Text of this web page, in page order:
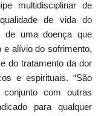
multidisciplinar de
de vida do
de uma doença que
e alívio do sofrimento,
do tratamento da dor
e espirituais. “São
com outras
para qualquer